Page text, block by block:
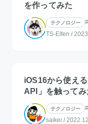
を作ってみた
テクノロジー
TS-Elfen /
iOS16から使え
API」を触ってみ
テクノロジー
saikei /